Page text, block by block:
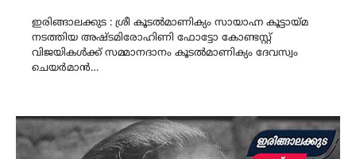
ഇരിങ്ങാലക്കുട : ശ്രീ കൂടൽമാണിക്യം സായാഹ്ന കൂട്ടായ്മ
നടത്തിയ അഷ്ടമിരോഹിണി ഫോട്ടോ കോണ്ടസ്റ്റ്
വിജയികൾക്ക് സമ്മാനദാനം കൂടൽമാണിക്യം ദേവസ്വം
ചെയർമാൻ…